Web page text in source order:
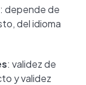
: depende de
del idioma
: validez de
y validez